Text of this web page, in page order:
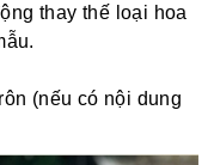
thay thế loại hoa
(nếu có nội dung